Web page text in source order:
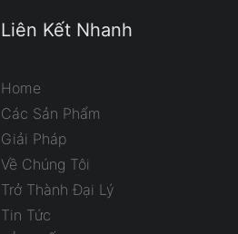
Liên Kết Nhanh
Home
Các Sản Phẩm
Giải Pháp
Về Chúng Tôi
Trở Thành Đại Lý
Tin Tức